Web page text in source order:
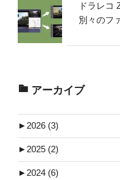
ドラレコ
別々のフ
アーカイブ
► 2026 (3)
► 2025 (2)
► 2024 (6)